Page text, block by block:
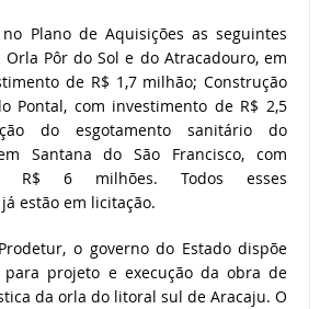
Plano de Aquisições as seguintes
Orla Pôr do Sol e do Atracadouro, em
de R$ 1,7 milhão; Construção
Pontal, com investimento de R$ 2,5
do esgotamento sanitário do
Santana do São Francisco, com
R$ 6 milhões. Todos esses
estão em licitação.
o governo do Estado dispõe
projeto e execução da obra de
da orla do litoral sul de Aracaju. O